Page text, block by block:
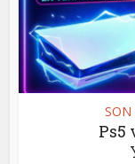
SON
Ps5